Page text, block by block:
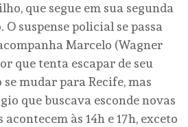
que segue em sua segunda
O suspense policial se passa
Marcelo (Wagner
que tenta escapar de seu
mudar para Recife, mas
que buscava esconde novas
acontecem às 14h e 17h, exceto